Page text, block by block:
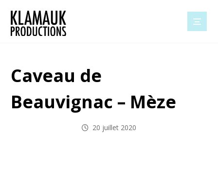
Caveau de
Beauvignac – Mèze
20 juillet 2020